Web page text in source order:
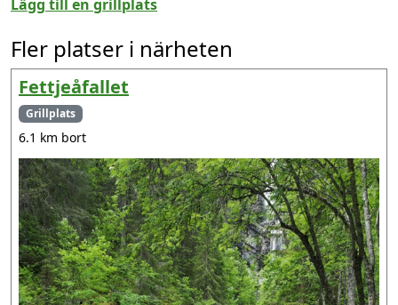
Lägg till en grillplats
Fler platser i närheten
Fettjeåfallet
Grillplats
6.1 km bort